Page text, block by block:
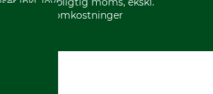
forsendelsesomkostninger